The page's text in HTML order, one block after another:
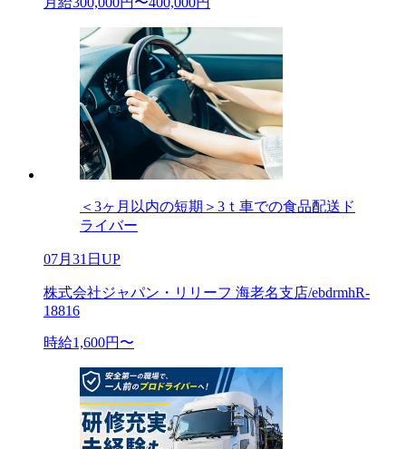
＜3ヶ月以内の短期＞3ｔ車での食品配送ド
ライバー
07月31日UP
株式会社ジャパン・リリーフ 海老名支店/ebdrmhR-
18816
時給1,600円〜